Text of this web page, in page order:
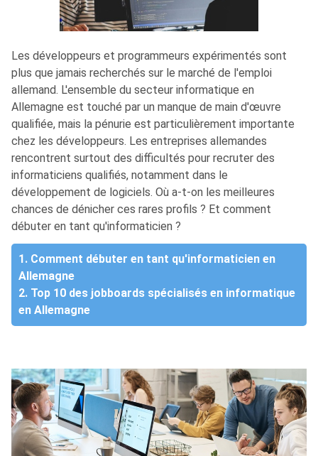
Les développeurs et programmeurs expérimentés sont
plus que jamais recherchés sur le marché de l'emploi
allemand. L'ensemble du secteur informatique en
Allemagne est touché par un manque de main d'œuvre
qualifiée, mais la pénurie est particulièrement importante
chez les développeurs. Les entreprises allemandes
rencontrent surtout des difficultés pour recruter des
informaticiens qualifiés, notamment dans le
développement de logiciels. Où a-t-on les meilleures
chances de dénicher ces rares profils ? Et comment
débuter en tant qu'informaticien ?
1. Comment débuter en tant qu'informaticien en
Allemagne
2. Top 10 des jobboards spécialisés en informatique
en Allemagne